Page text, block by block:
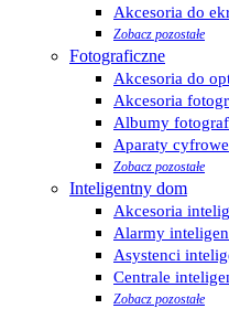
Akcesoria do
Zobacz pozostałe
Fotograficzne
Akcesoria do
Akcesoria
Albumy
Aparaty cyfrowe
Zobacz pozostałe
Inteligentny dom
Akcesoria
Alarmy
Asystenci
Centrale
Zobacz pozostałe